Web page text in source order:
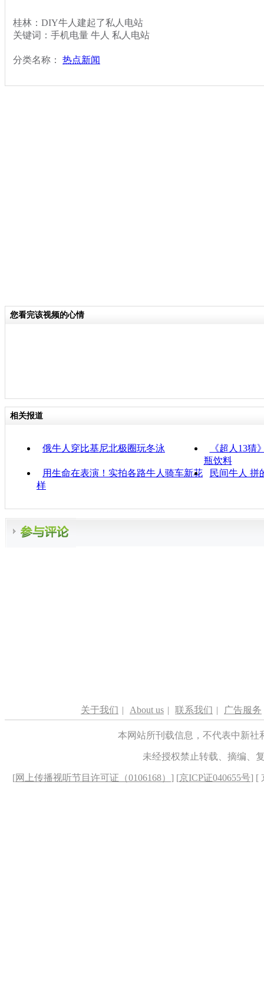
桂林：DIY牛人建起了私人电站
关键词：手机电量 牛人 私人电站
分类名称： 热点新闻
您看完该视频的心情
相关报道
俄牛人穿比基尼北极圈玩冬泳
《超人13猜
瓶饮料
用生命在表演！实拍各路牛人骑车新花
样
民间牛人 拼
关于我们 | About us | 联系我们 | 广告服务
本网站所刊载信息，不代表中新
未经授权禁止转载、摘编、
[网上传播视听节目许可证（0106168） ] [京ICP证040655号] [